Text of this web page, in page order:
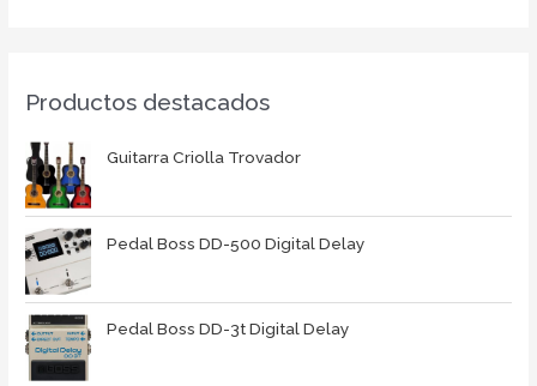
Productos destacados
Guitarra Criolla Trovador
Pedal Boss DD-500 Digital Delay
Pedal Boss DD-3t Digital Delay